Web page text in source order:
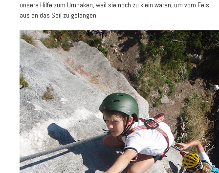
unsere Hilfe zum Umhaken, weil sie noch zu klein waren, um vom Fels
aus an das Seil zu gelangen.